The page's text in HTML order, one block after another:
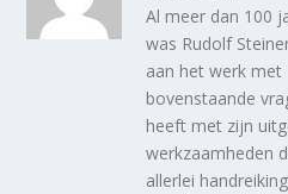
Al meer dan 100
was Rudolf
aan het werk met
bovenstaande
heeft met zijn
werkzaamheden
allerlei